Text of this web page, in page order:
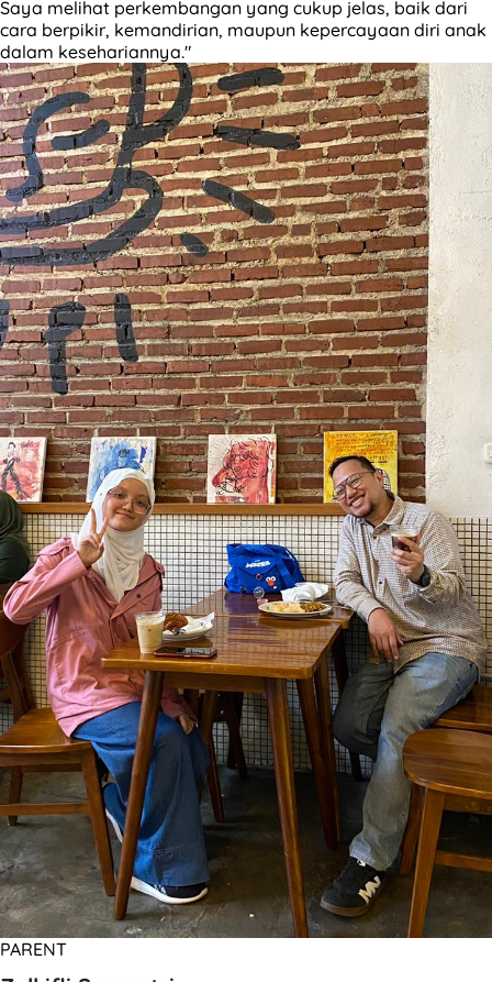
Saya melihat perkembangan yang cukup jelas, baik dari
cara berpikir, kemandirian, maupun kepercayaan diri anak
dalam kesehariannya."
PARENT